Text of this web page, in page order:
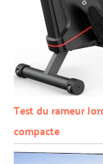
Test du rameur
compacte